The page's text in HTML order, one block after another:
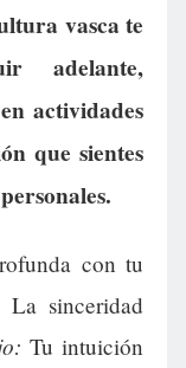
vasca te
adelante,
actividades
que sientes
con tu
sinceridad
Tu intuición